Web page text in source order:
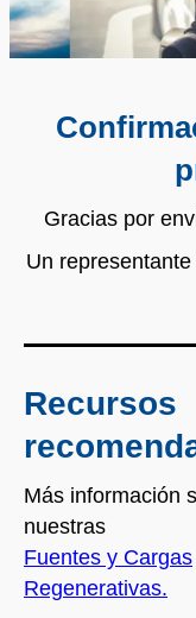
Gracias por
Un
Recursos
Más información
nuestras
Fuentes y Cargas
Regenerativas.